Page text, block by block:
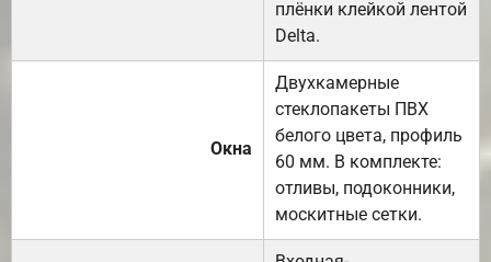
плёнки клейкой лентой
Delta.
Окна
Двухкамерные
стеклопакеты ПВХ
белого цвета, профиль
60 мм. В комплекте:
отливы, подоконники,
москитные сетки.